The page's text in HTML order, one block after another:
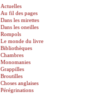
Actuelles
Au fil des pages
Dans les mirettes
Dans les oneilles
Rompols
Le monde du livre
Bibliothèques
Chambres
Monomanies
Grappilles
Broutilles
Choses anglaises
Pérégrinations